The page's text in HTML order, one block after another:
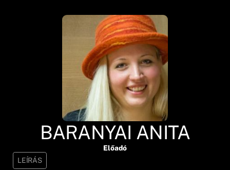
BARANYAI ANITA
Előadó
LEÍRÁS